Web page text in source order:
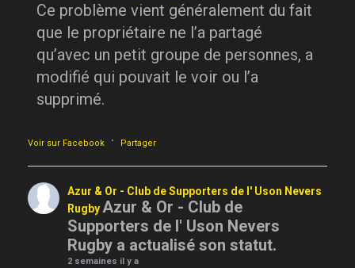
Ce problème vient généralement du fait
que le propriétaire ne l’a partagé
qu’avec un petit groupe de personnes, a
modifié qui pouvait le voir ou l’a
supprimé.
Voir sur Facebook · Partager
Azur & Or - Club de Supporters de l' Uson Nevers
RugbyAzur & Or - Club de
Supporters de l' Uson Nevers
Rugby a actualisé son statut.
2 semaines il y a